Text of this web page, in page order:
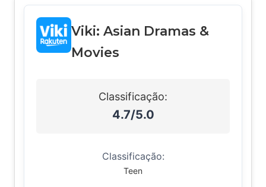
Viki: Asian Dramas &
Movies
Classificação:
4.7/5.0
Classificação:
Teen